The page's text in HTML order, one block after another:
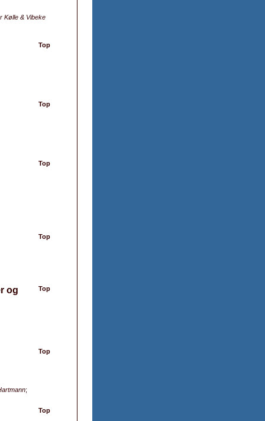
Kølle & Vibeke
Top
Top
Top
Top
Top
og
Top
;
Top